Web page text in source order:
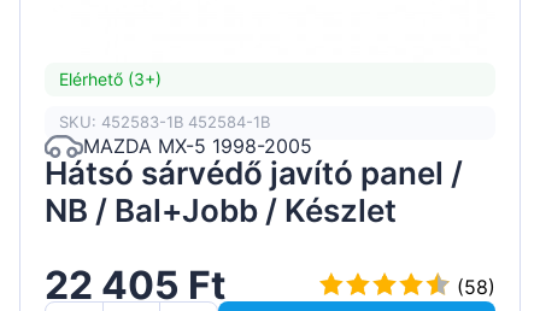
Elérhető (3+)
SKU: 452583-1B 452584-1B
MAZDA MX-5 1998-2005
Hátsó sárvédő javító panel /
NB / Bal+Jobb / Készlet
22 405 Ft
(58)